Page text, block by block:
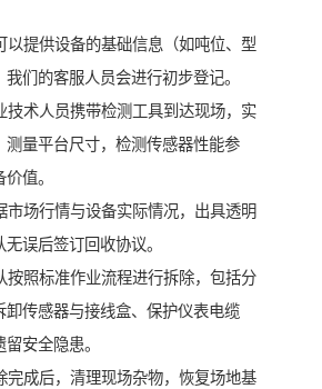
以提供设备的基础信息（如吨位、型
们的客服人员会进行初步登记。
技术人员携带检测工具到达现场，实
测量平台尺寸，检测传感器性能参
值。
市场行情与设备实际情况，出具透明
误后签订回收协议。
按照标准作业流程进行拆除，包括分
卸传感器与接线盒、保护仪表电缆
安全隐患。
完成后，清理现场杂物，恢复场地基